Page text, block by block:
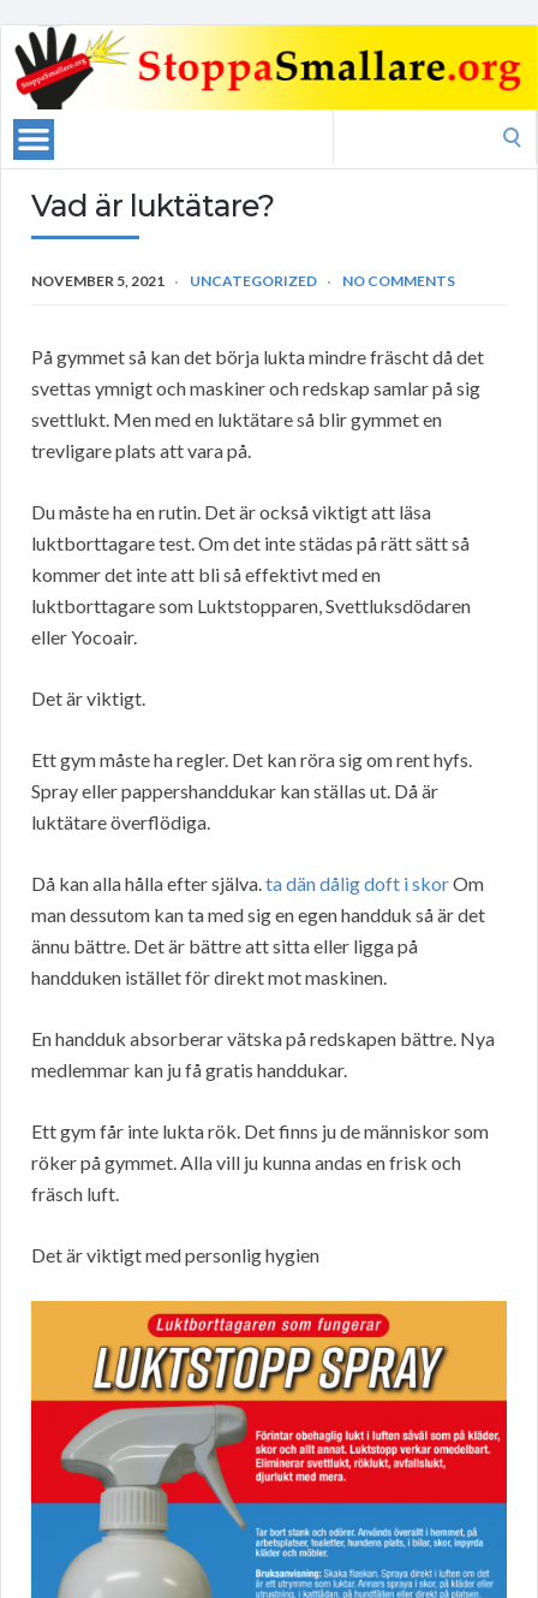
Vad är luktätare?
NOVEMBER 5, 2021 UNCATEGORIZED NO COMMENTS
På gymmet så kan det börja lukta mindre fräscht då det
svettas ymnigt och maskiner och redskap samlar på sig
svettlukt. Men med en luktätare så blir gymmet en
trevligare plats att vara på.
Du måste ha en rutin. Det är också viktigt att läsa
luktborttagare test. Om det inte städas på rätt sätt så
kommer det inte att bli så effektivt med en
luktborttagare som Luktstopparen, Svettluksdödaren
eller Yocoair.
Det är viktigt.
Ett gym måste ha regler. Det kan röra sig om rent hyfs.
Spray eller pappershanddukar kan ställas ut. Då är
luktätare överflödiga.
Då kan alla hålla efter själva.ta dän dålig doft i skorOm
man dessutom kan ta med sig en egen handduk så är det
ännu bättre. Det är bättre att sitta eller ligga på
handduken istället för direkt mot maskinen.
En handduk absorberar vätska på redskapen bättre. Nya
medlemmar kan ju få gratis handdukar.
Ett gym får inte lukta rök. Det finns ju de människor som
röker på gymmet. Alla vill ju kunna andas en frisk och
fräsch luft.
Det är viktigt med personlig hygien